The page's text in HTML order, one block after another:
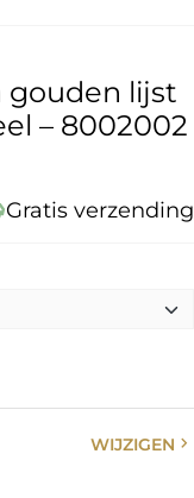
gouden lijst
– 8002002
Gratis verzending
WIJZIGEN chevron_right